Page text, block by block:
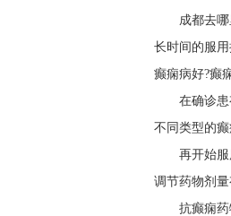
成都去
长时间的服
癫痫病好?癫
在确诊
不同类型的癫
再开始
调节药物剂
抗癫痫